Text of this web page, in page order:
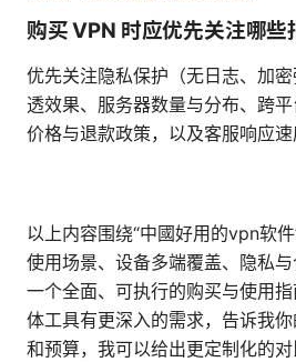
购买 VPN 时应优先关注哪些
优先关注隐私保护（无日志、加
透效果、服务器数量与分布、跨平
价格与退款政策，以及客服响应速
以上内容围绕“中國好用的vpn软
使用场景、设备多端覆盖、隐私
一个全面、可执行的购买与使用
体工具有更深入的需求，告诉我
和预算，我可以给出更定制化的对